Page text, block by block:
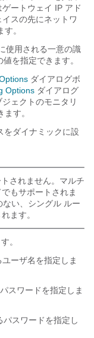
ートウェイ IP アド
スの先にネットワ
。
使用される一意の識
を指定できます。
ダイアログボ
Options ダイアログ
ェクトのモニタリ
す。
をダイナミックに設
されません。マルチ
もサポートされま
い、シングル ルー
ます。
。
ーザ名を指定しま
スワードを指定しま
スワードを指定し